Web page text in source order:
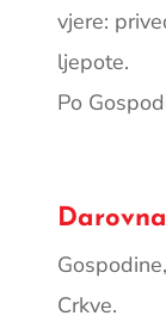
vjere:
ljepote.
Po
Crkve.